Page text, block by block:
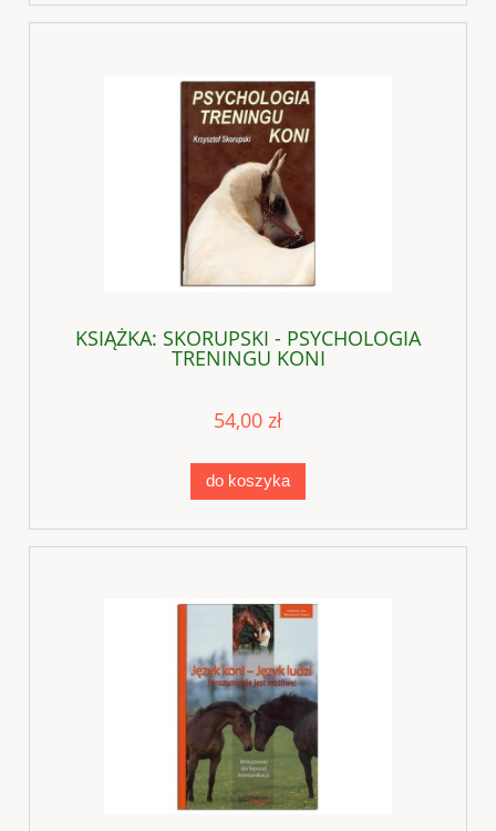
KSIĄŻKA: SKORUPSKI - PSYCHOLOGIA
TRENINGU KONI
54,00 zł
do koszyka